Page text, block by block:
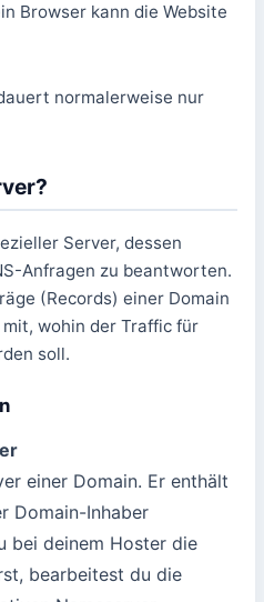
Browser kann die Website
normalerweise nur
Server, dessen
Anfragen zu beantworten.
(Records) einer Domain
wohin der Traffic für
soll.
einer Domain. Er enthält
Domain-Inhaber
bei deinem Hoster die
bearbeitest du die